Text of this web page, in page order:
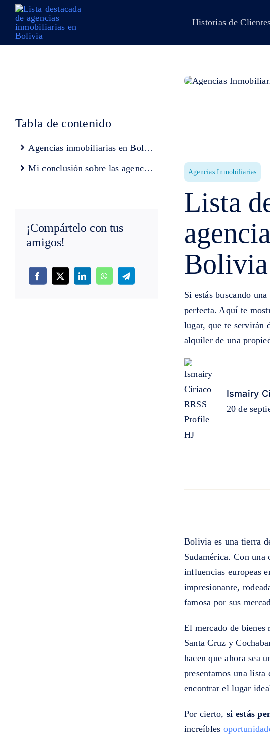
Skip
content
Historias de
Tabla de contenido
Agencias inmobiliarias en Bolivia
Mi conclusión sobre las agencias de bienes raíces en Bolivia
¡Compártelo con tus
amigos!
Agencias Inmobiliarias
Lista
Bolivia
Si estás buscando
perfecta. Aquí te
lugar, que te servirán
alquiler de una
Ismairy
20 de
Bolivia es una tierra
Sudamérica. Con una
influencias europeas
impresionante,
famosa por sus
El mercado de bienes
Santa Cruz y
hacen que ahora sea
presentamos una
encontrar el lugar
Por cierto,si estás
increíbles